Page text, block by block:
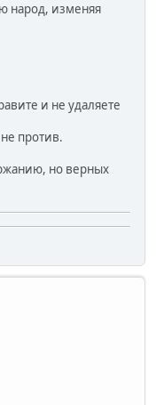
народ, изменяя
и не удаляете
против.
но верных